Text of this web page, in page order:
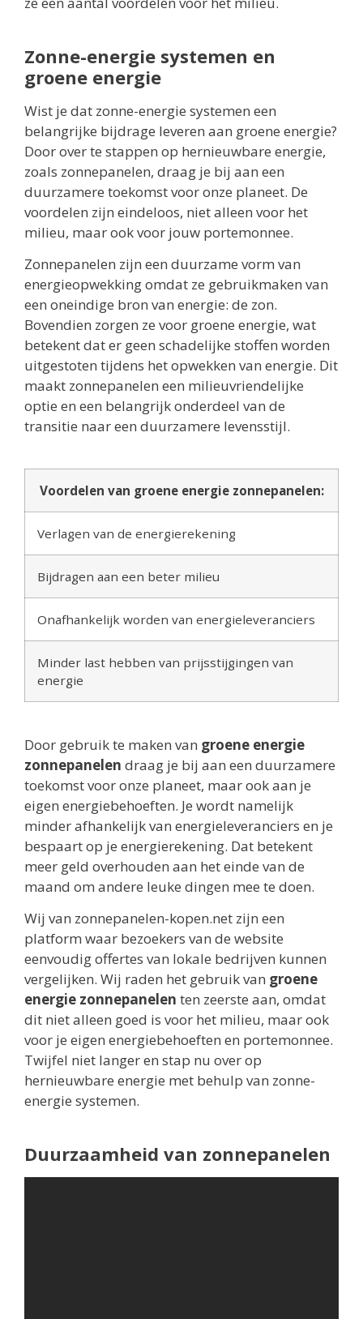
Zonne-energie systemen en
groene energie
Wist je dat zonne-energie systemen een
belangrijke bijdrage leveren aan groene energie?
Door over te stappen op hernieuwbare energie,
zoals zonnepanelen, draag je bij aan een
duurzamere toekomst voor onze planeet. De
voordelen zijn eindeloos, niet alleen voor het
milieu, maar ook voor jouw portemonnee.
Zonnepanelen zijn een duurzame vorm van
energieopwekking omdat ze gebruikmaken van
een oneindige bron van energie: de zon.
Bovendien zorgen ze voor groene energie, wat
betekent dat er geen schadelijke stoffen worden
uitgestoten tijdens het opwekken van energie. Dit
maakt zonnepanelen een milieuvriendelijke
optie en een belangrijk onderdeel van de
transitie naar een duurzamere levensstijl.
Voordelen van groene energie zonnepanelen:
Verlagen van de energierekening
Bijdragen aan een beter milieu
Onafhankelijk worden van energieleveranciers
Minder last hebben van prijsstijgingen van
energie
Door gebruik te maken van groene energie
zonnepanelen draag je bij aan een duurzamere
toekomst voor onze planeet, maar ook aan je
eigen energiebehoeften. Je wordt namelijk
minder afhankelijk van energieleveranciers en je
bespaart op je energierekening. Dat betekent
meer geld overhouden aan het einde van de
maand om andere leuke dingen mee te doen.
Wij van zonnepanelen-kopen.net zijn een
platform waar bezoekers van de website
eenvoudig offertes van lokale bedrijven kunnen
vergelijken. Wij raden het gebruik van groene
energie zonnepanelen ten zeerste aan, omdat
dit niet alleen goed is voor het milieu, maar ook
voor je eigen energiebehoeften en portemonnee.
Twijfel niet langer en stap nu over op
hernieuwbare energie met behulp van zonne-
energie systemen.
Duurzaamheid van zonnepanelen